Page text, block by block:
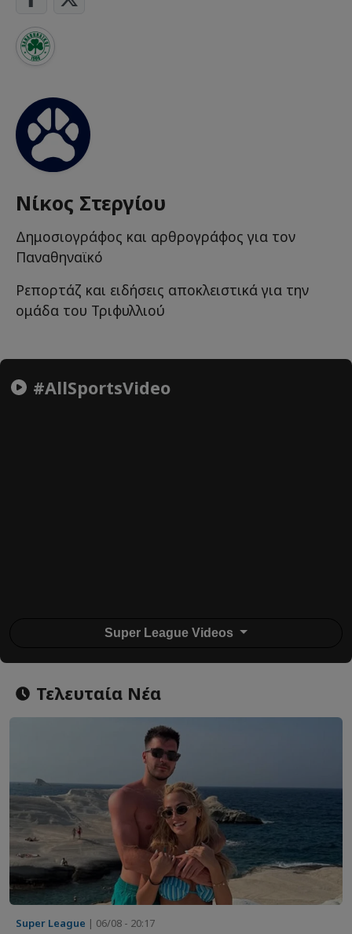
Νίκος Στεργίου
Δημοσιογράφος και αρθρογράφος για τον
Παναθηναϊκό
Ρεπορτάζ και ειδήσεις αποκλειστικά για την
ομάδα του Τριφυλλιού
#AllSportsVideo
Super League Videos
Τελευταία Νέα
Super League | 06/08 - 20:17